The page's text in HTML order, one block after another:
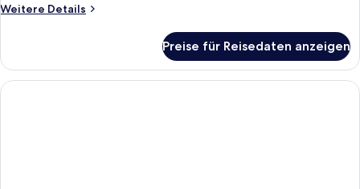
Weitere Details
Weitere
Preise für Reisedaten anzeigen